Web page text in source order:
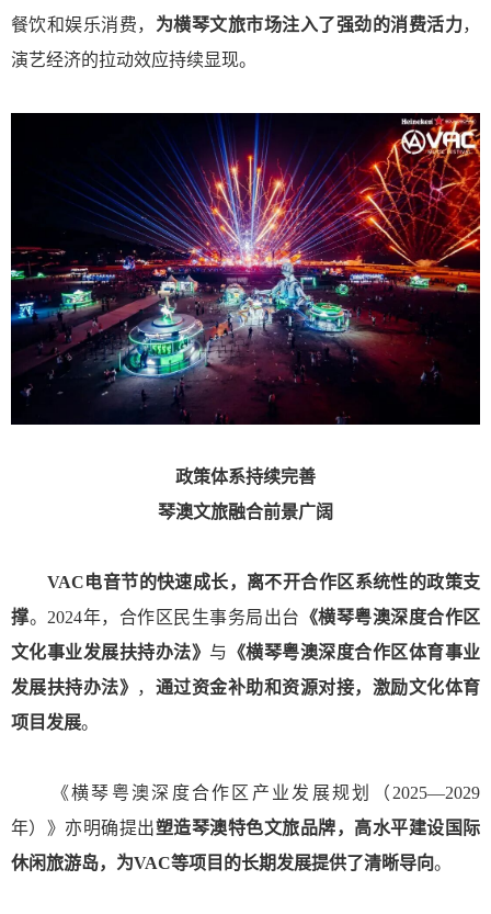
餐饮和娱乐消费， 为横琴文旅市场注入了强劲的消费活力，
演艺经济的拉动效应持续显现。
政策体系持续完善
琴澳文旅融合前景广阔
VAC电音节的快速成长，离不开合作区系统性的政策支
撑。2024年，合作区民生事务局出台 《横琴粤澳深度合作区
文化事业发展扶持办法》 与 《横琴粤澳深度合作区体育事业
发展扶持办法》 ， 通过资金补助和资源对接，激励文化体育
项目发展。
《横琴粤澳深度合作区产业发展规划（2025—2029
年）》亦明确提出塑造琴澳特色文旅品牌，高水平建设国际
休闲旅游岛，为VAC等项目的长期发展提供了清晰导向。